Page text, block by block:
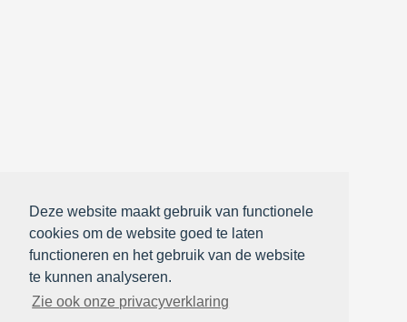
Deze website maakt gebruik van functionele
cookies om de website goed te laten
functioneren en het gebruik van de website
te kunnen analyseren.
Zie ook onze privacyverklaring